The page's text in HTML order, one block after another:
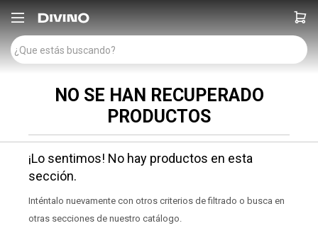

NO SE HAN RECUPERADO
PRODUCTOS
¡Lo sentimos! No hay productos en esta
sección.
Inténtalo nuevamente con otros criterios de filtrado o busca en
otras secciones de nuestro catálogo.